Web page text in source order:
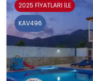
2025 FİYATLARI İLE
KAV496